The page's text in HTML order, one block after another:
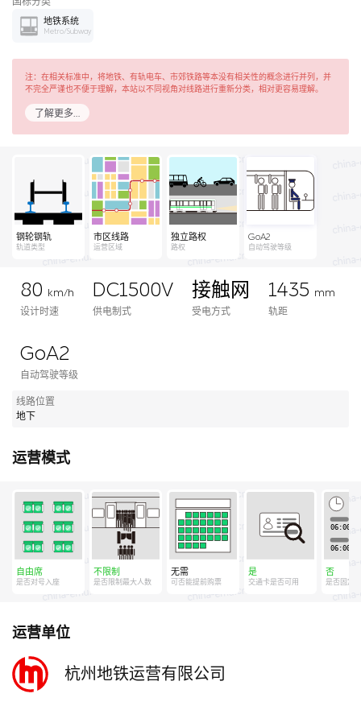
地铁系统
Metro/Subway
注：在相关标准中，将地铁、有轨电车、市郊铁路等本没有相关性的概念进行并列，并
不完全严谨也不便于理解，本站以不同视角对线路进行重新分类，相对更容易理解。
了解更多…
钢轮钢轨
轨道类型
市区线路
运营区域
独立路权
路权
GoA2
自动驾驶等级
80
km/h
设计时速
DC1500V
供电制式
接触网
受电方式
1435 mm
轨距
GoA2
自动驾驶等级
线路位置
地下
运营模式
自由席
是否对号入座
不限制
是否限制最大人数
无需
可否能提前购票
是
交通卡是否可用
否
是否固定
运营单位
杭州地铁运营有限公司